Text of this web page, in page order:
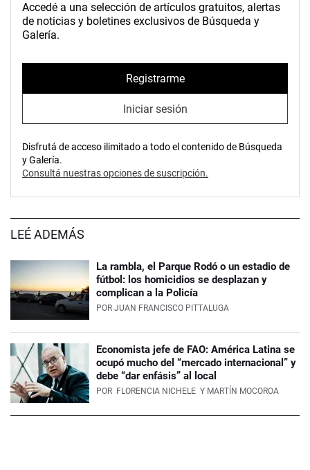
Accedé a una selección de artículos gratuitos, alertas
de noticias y boletines exclusivos de Búsqueda y
Galería.
Registrarme
Iniciar sesión
Disfrutá de acceso ilimitado a todo el contenido de Búsqueda
y Galería.
Consultá nuestras opciones de suscripción.
LEÉ ADEMÁS
La rambla, el Parque Rodó o un estadio de
fútbol: los homicidios se desplazan y
complican a la Policía
POR JUAN FRANCISCO PITTALUGA
Economista jefe de FAO: América Latina se
ocupó mucho del “mercado internacional” y
debe “dar enfásis” al local
POR FLORENCIA NICHELE Y MARTÍN MOCOROA